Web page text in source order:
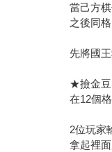
當己方
之後同
先將國
★撿金
在12個
2位玩家
拿起裡